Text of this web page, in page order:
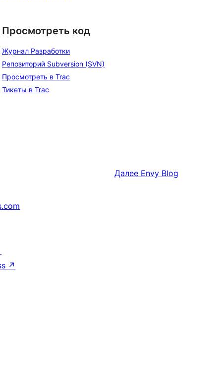
Просмотреть код
Журнал Разработки
Репозиторий Subversion (SVN)
Просмотреть в Trac
Тикеты в Trac
Далее Envy Blog
↗